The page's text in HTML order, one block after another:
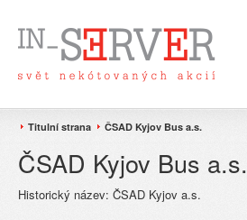
Titulní strana ČSAD Kyjov Bus a.s.
ČSAD Kyjov Bus a.s.
Historický název: ČSAD Kyjov a.s.